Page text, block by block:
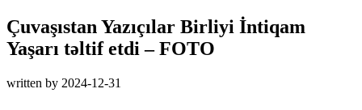
Çuvaşıstan Yazıçılar Birliyi İntiqam
Yaşarı təltif etdi – FOTO
written by 2024-12-31